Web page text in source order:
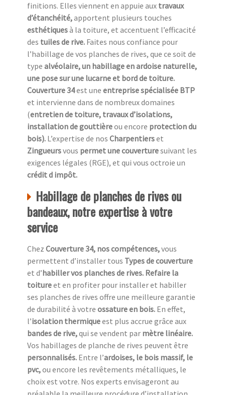
finitions. Elles viennent en appuie aux travaux
d’étanchéité,apportent plusieurs touches
esthétiquesà la toiture, et accentuent l’efficacité
des tuiles de rive. Faites nous confiance pour
l’habillage de vos planches de rives, que ce soit de
type alvéolaire, un habillage en ardoise naturelle,
une pose sur une lucarne et bord de toiture.
Couverture 34est une entreprise spécialisée BTP
et intervienne dans de nombreux domaines
(entretien de toiture, travaux d’isolations,
installation de gouttièreou encore protection du
bois). L’expertise de nos Charpentierset
Zingueursvous permet une couverturesuivant les
exigences légales (RGE), et qui vous octroie un
crédit d impôt.
Habillage de planches de rives ou
bandeaux, notre expertise à votre
service
Chez Couverture 34, nos compétences,vous
permettent d’installer tous Types de couverture
et d’habiller vos planches de rives. Refaire la
toitureet en profiter pour installer et habiller
ses planches de rives offre une meilleure garantie
de durabilité à votre ossature en bois. En effet,
l’isolation thermiqueest plus accrue grâce aux
bandes de rive,qui se vendent par mètre linéaire.
Vos habillages de planche de rives peuvent être
personnalisés. Entre l’ardoises, le bois massif, le
pvc,ou encore les revêtements métalliques, le
choix est votre. Nos experts envisageront au